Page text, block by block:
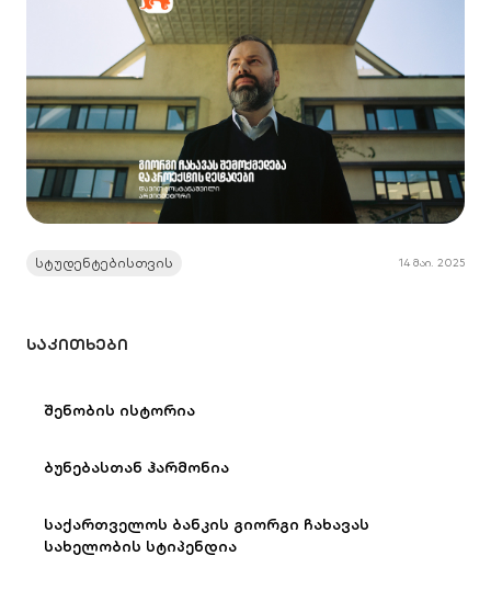
სტუდენტებისთვის 14 მაი. 2025
ᲡᲐᲙᲘᲗᲮᲔᲑᲘ
შენობის ისტორია
ბუნებასთან ჰარმონია
საქართველოს ბანკის გიორგი ჩახავას
სახელობის სტიპენდია